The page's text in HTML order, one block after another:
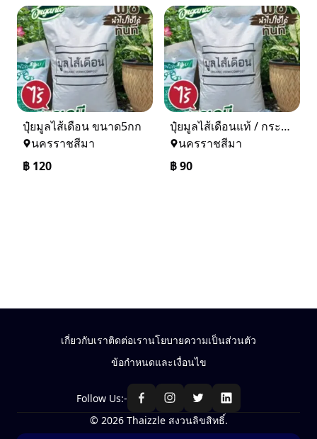
ปุ๋ยมูลไส้เดือน ขนาด5กก
นครราชสีมา
฿ 120
ปุ๋ยมูลไส้เดือนแท้ / กระสอบละ 5 กิโลกรัม
นครราชสีมา
฿90
เกี่ยวกับเราติดต่อเรานโยบายความเป็นส่วนตัว
ข้อกำหนดและเงื่อนไข
Follow Us:-
© 2026 Thaizzle สงวนลิขสิทธิ์.